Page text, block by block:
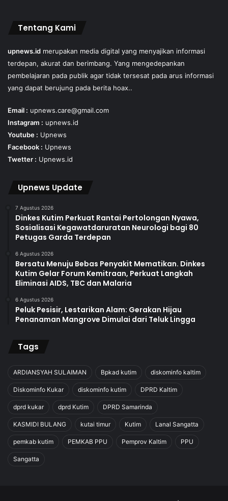
Tentang Kami
upnews.id merupakan media digital yang menyajikan informasi
terdepan, akurat dan berimbang. Yang mengedepankan
pembelajaran pada publik agar tidak tersesat pada arus informasi
yang dapat berujung pada berita hoax..
Email : upnews.care@gmail.com
Instagram : upnews.id
Youtube : Upnews
Facebook : Upnews
Twetter : Upnews.id
Upnews Update
7 Agustus 2026
Dinkes Kutim Perkuat Rantai Pertolongan Nyawa,
Sosialisasi Kegawatdaruratan Neurologi bagi 80
Petugas Garda Terdepan
6 Agustus 2026
Bersatu Menuju Bebas Penyakit Mematikan. Dinkes
Kutim Gelar Forum Kemitraan, Perkuat Langkah
Eliminasi AIDS, TBC dan Malaria
6 Agustus 2026
Peluk Pesisir, Lestarikan Alam: Gerakan Hijau
Penanaman Mangrove Dimulai dari Teluk Lingga
Tags
ARDIANSYAH SULAIMAN Bpkad kutim diskominfo kaltim
Diskominfo Kukar diskominfo kutim DPRD Kaltim
dprd kukar dprd Kutim DPRD Samarinda
KASMIDI BULANG kutai timur Kutim Lanal Sangatta
pemkab kutim PEMKAB PPU Pemprov Kaltim PPU
Sangatta